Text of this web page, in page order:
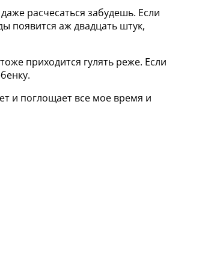
расчесаться забудешь. Если
появится аж двадцать штук,
приходится гулять реже. Если
и поглощает все мое время и